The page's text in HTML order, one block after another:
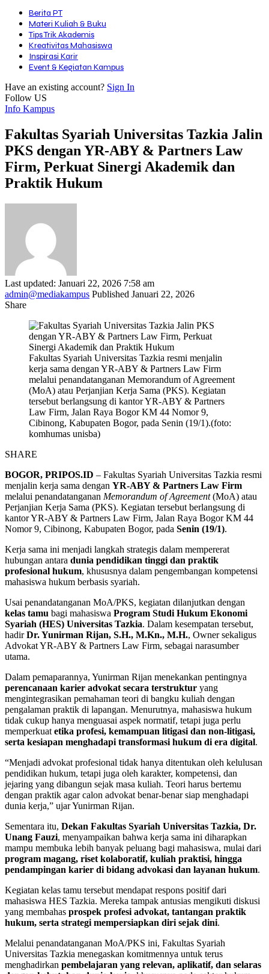
Berita PT
Materi Kuliah & Buku
Tips Trik Akademis
Kreativitas Mahasiswa
Inspirasi Karir
Event & Kegiatan Kampus
Have an existing account? Sign In
Follow US
Info Kampus
Fakultas Syariah Universitas Tazkia Jalin
PKS dengan YR-ABY & Partners Law
Firm, Perkuat Sinergi Akademik dan
Praktik Hukum
Last updated: Januari 22, 2026 7:58 am
admin@mediakampus Published Januari 22, 2026
Share
Fakultas Syariah Universitas Tazkia resmi menjalin
kerja sama dengan YR-ABY & Partners Law Firm
melalui penandatanganan Memorandum of Agreement
(MoA) atau Perjanjian Kerja Sama (PKS). Kegiatan
tersebut berlangsung di kantor YR-ABY & Partners
Law Firm, Jalan Raya Bogor KM 44 Nomor 9,
Cibinong, Kabupaten Bogor, pada Senin (19/1).(foto:
komhumas unisba)
SHARE
BOGOR, PRIPOS.ID – Fakultas Syariah Universitas Tazkia resmi
menjalin kerja sama dengan YR-ABY & Partners Law Firm
melalui penandatanganan Memorandum of Agreement(MoA) atau
Perjanjian Kerja Sama (PKS). Kegiatan tersebut berlangsung di
kantor YR-ABY & Partners Law Firm, Jalan Raya Bogor KM 44
Nomor 9, Cibinong, Kabupaten Bogor, pada Senin (19/1).
Kerja sama ini menjadi langkah strategis dalam mempererat
hubungan antara dunia pendidikan tinggi dan praktik
profesional hukum, khususnya dalam pengembangan kompetensi
mahasiswa hukum berbasis syariah.
Usai penandatanganan MoA/PKS, kegiatan dilanjutkan dengan
kelas tamu bagi mahasiswa Program Studi Hukum Ekonomi
Syariah (HES) Universitas Tazkia. Dalam kesempatan tersebut,
hadirDr. Yunirman Rijan, S.H., M.Kn., M.H., Owner sekaligus
Advokat YR-ABY & Partners Law Firm, sebagai narasumber
utama.
Dalam pemaparannya, Yunirman Rijan menekankan pentingnya
perencanaan karier advokat secara terstruktur yang
mengintegrasikan pemahaman teori di bangku kuliah dengan
pengalaman praktik di lapangan. Menurutnya, mahasiswa hukum
tidak cukup hanya menguasai aspek normatif, tetapi juga perlu
memperkuat etika profesi, kemampuan litigasi dan non-litigasi,
serta kesiapan menghadapi transformasi hukum di era digital.
“Menjadi advokat profesional tidak hanya ditentukan oleh kelulusan
pendidikan hukum, tetapi juga oleh karakter, kompetensi, dan
jejaring yang dibangun sejak masa kuliah. Teori harus bertemu
dengan praktik agar calon advokat benar-benar siap menghadapi
dunia kerja,” ujar Yunirman Rijan.
Sementara itu, Dekan Fakultas Syariah Universitas Tazkia, Dr.
Unang Fauzi, menyampaikan bahwa kerja sama ini diharapkan
mampu membuka lebih banyak peluang bagi mahasiswa, mulai dari
program magang, riset kolaboratif, kuliah praktisi, hingga
pendampingan karier di bidang advokasi dan layanan hukum.
Kegiatan kelas tamu tersebut mendapat respons positif dari
mahasiswa HES Tazkia. Mereka tampak antusias mengikuti diskusi
yang membahas prospek profesi advokat, tantangan praktik
hukum, serta strategi mempersiapkan diri sejak dini.
Melalui penandatanganan MoA/PKS ini, Fakultas Syariah
Universitas Tazkia menegaskan komitmennya untuk terus
menghadirkan pembelajaran yang relevan, aplikatif, dan selaras